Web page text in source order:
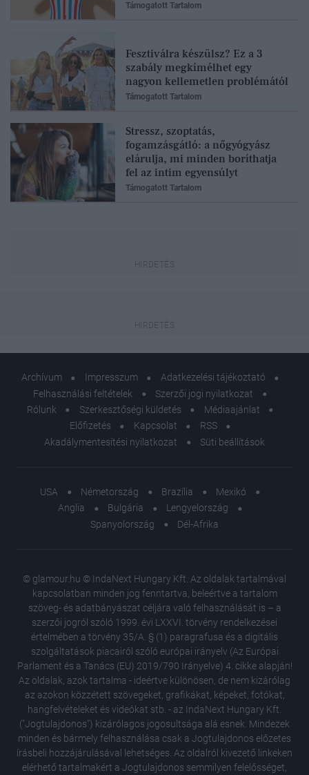
Támogatott Tartalom
Fesztiválra készülsz? Ez a 3
szabály megkímélhet egy
nagyon kellemetlen problémától
Támogatott Tartalom
Stressz, szoptatás,
fogamzásgátló: a nőgyógyász
elárulja, mi minden boríthatja
fel az intim egyensúlyt
Támogatott Tartalom
Archívum Impresszum
Adatkezelési tájékoztató
Felhasználási feltételek
Szerzői jogi nyilatkozat
Rólunk
Szerkesztőségi küldetés
Médiaajánlat
Előfizetés
Kapcsolat
RSS
Akadálymentesítési nyilatkozat
Süti beállítások
USA Németország Brazília
Mexikó
Anglia
Bulgária
Lengyelország
Spanyolország
Dél-Afrika
© glamour.hu © IndaNext Hungary Kft. Az oldalak tartalmával
kapcsolatban minden jog fenntartva, beleértve a tartalom
szöveg- és adatbányászat céljára való felhasználását is – a
szerzői jogról szóló 1999. évi LXXVI. törvény rendelkezései
értelmében a törvény 35/A. § (1) paragrafusa és a digitális
szolgáltatások piacairól szóló európai irányelv (Az Európai
Parlament és a Tanács (EU) 2019/790 Irányelve) 4. cikke alapján!
Az oldalak, azok tartalma - ideértve különösen, de nem kizárólag
az azokon közzétett szövegeket, grafikákat, képeket, fotókat,
hangfelvételeket és videókat stb. - az IndaNext Hungary Kft.
("Jogtulajdonos") kizárólagos jogosultsága alá esnek. Mindezek
minden és bármely felhasználása csak a Jogtulajdonos előzetes
írásbeli hozzájárulásával lehetséges. Az oldalról kivezető linkeken
elérhető tartalmakért a Jogtulajdonos semmilyen felelősséget,